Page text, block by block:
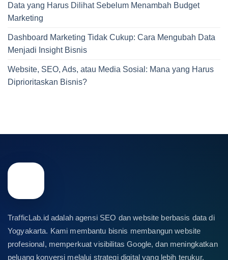
Data yang Harus Dilihat Sebelum Menambah Budget
Marketing
Dashboard Marketing Tidak Cukup: Cara Mengubah Data
Menjadi Insight Bisnis
Website, SEO, Ads, atau Media Sosial: Mana yang Harus
Diprioritaskan Bisnis?
TrafficLab.id adalah agensi SEO dan website berbasis data di
Yogyakarta. Kami membantu bisnis membangun website
profesional, memperkuat visibilitas Google, dan meningkatkan
peluang konversi melalui strategi digital yang lebih terukur.